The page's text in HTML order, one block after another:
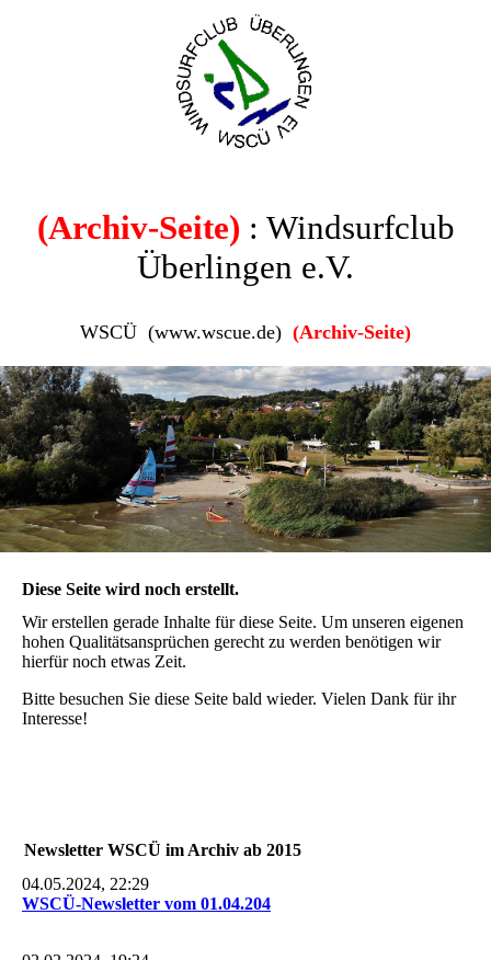
(Archiv-Seite) : Windsurfclub
Überlingen e.V.
WSCÜ (www.wscue.de) (Archiv-Seite)
Diese Seite wird noch erstellt.
Wir erstellen gerade Inhalte für diese Seite. Um unseren eigenen
hohen Qualitätsansprüchen gerecht zu werden benötigen wir
hierfür noch etwas Zeit.
Bitte besuchen Sie diese Seite bald wieder. Vielen Dank für ihr
Interesse!
Newsletter WSCÜ im Archiv ab 2015
04.05.2024, 22:29
WSCÜ-Newsletter vom 01.04.204